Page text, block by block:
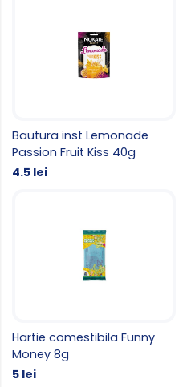
Bautura inst Lemonade
Passion Fruit Kiss 40g
4.5 lei
Hartie comestibila Funny
Money 8g
5 lei